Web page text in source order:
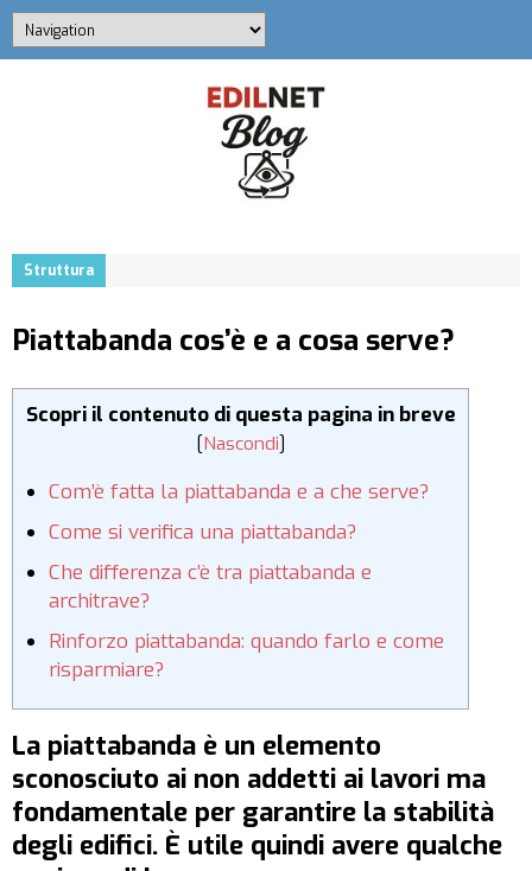
Struttura
Piattabanda cos’è e a cosa serve?
Scopri il contenuto di questa pagina in breve
[Nascondi]
Com’è fatta la piattabanda e a che serve?
Come si verifica una piattabanda?
Che differenza c’è tra piattabanda e
architrave?
Rinforzo piattabanda: quando farlo e come
risparmiare?
La piattabanda è un elemento
sconosciuto ai non addetti ai lavori ma
fondamentale per garantire la stabilità
degli edifici. È utile quindi avere qualche